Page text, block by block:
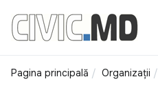
Pagina principală Organizații